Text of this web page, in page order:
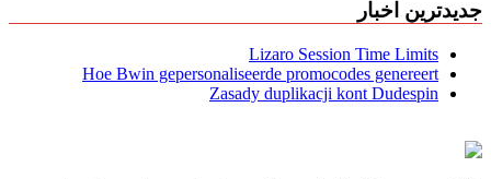
جدیدترین اخبار
Lizaro Session Time Limits
Hoe Bwin gepersonaliseerde promocodes genereert
Zasady duplikacji kont Dudespin